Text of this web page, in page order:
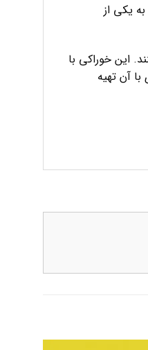
یکی از
این خوراکی با
آن تهیه